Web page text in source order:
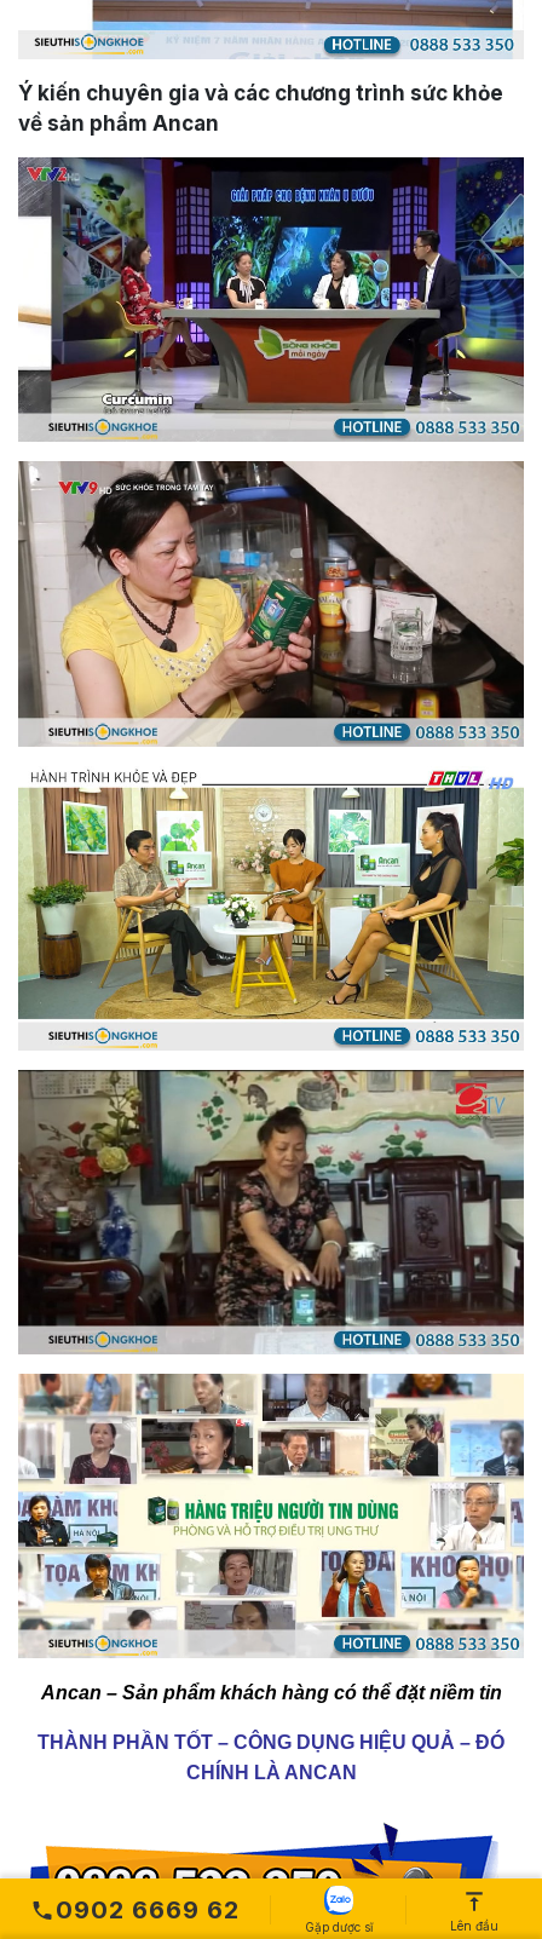
Ý kiến chuyên gia và các chương trình sức khỏe
về sản phẩm Ancan
Ancan – Sản phẩm khách hàng có thể đặt niềm tin
THÀNH PHẦN TỐT – CÔNG DỤNG HIỆU QUẢ – ĐÓ
CHÍNH LÀ ANCAN
0902 6669 62
Gặp dược sĩ Lên đầu